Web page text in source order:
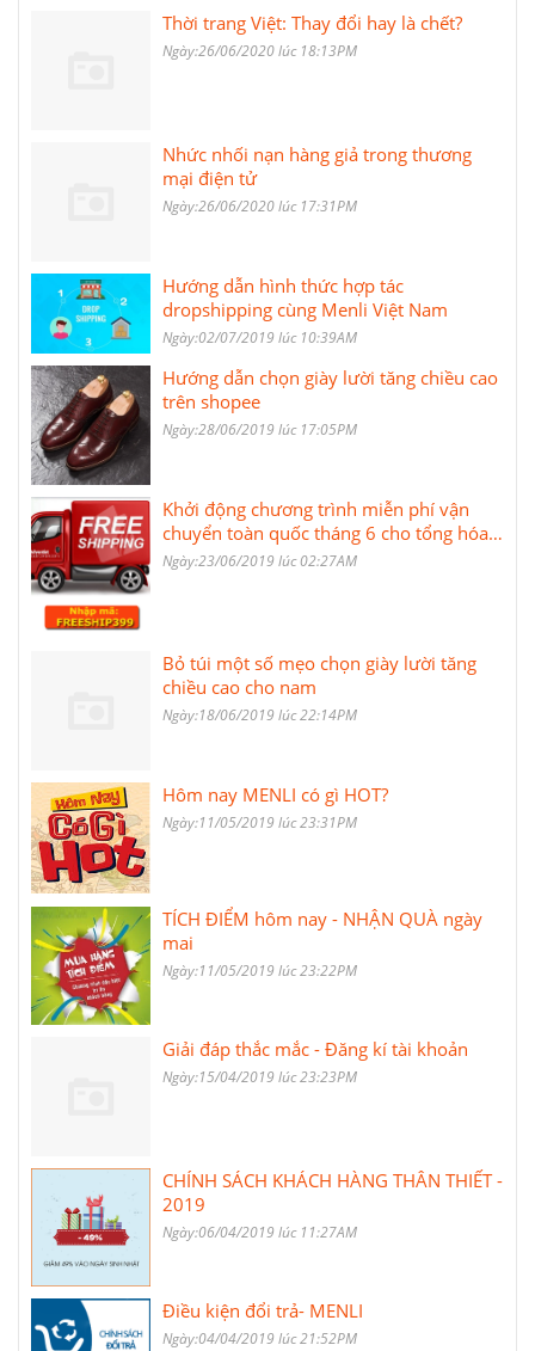
Thời trang Việt: Thay đổi hay là chết?
Ngày:26/06/2020 lúc 18:13PM
Nhức nhối nạn hàng giả trong thương
mại điện tử
Ngày:26/06/2020 lúc 17:31PM
Hướng dẫn hình thức hợp tác
dropshipping cùng Menli Việt Nam
Ngày:02/07/2019 lúc 10:39AM
Hướng dẫn chọn giày lười tăng chiều cao
trên shopee
Ngày:28/06/2019 lúc 17:05PM
Khởi động chương trình miễn phí vận
chuyển toàn quốc tháng 6 cho tổng hóa
đơn từ 399.000 VNĐ
Ngày:23/06/2019 lúc 02:27AM
Bỏ túi một số mẹo chọn giày lười tăng
chiều cao cho nam
Ngày:18/06/2019 lúc 22:14PM
Hôm nay MENLI có gì HOT?
Ngày:11/05/2019 lúc 23:31PM
TÍCH ĐIỂM hôm nay - NHẬN QUÀ ngày
mai
Ngày:11/05/2019 lúc 23:22PM
Giải đáp thắc mắc - Đăng kí tài khoản
Ngày:15/04/2019 lúc 23:23PM
CHÍNH SÁCH KHÁCH HÀNG THÂN THIẾT -
2019
Ngày:06/04/2019 lúc 11:27AM
Điều kiện đổi trả- MENLI
Ngày:04/04/2019 lúc 21:52PM